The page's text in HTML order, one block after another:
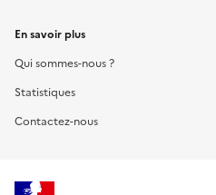
En savoir plus
Qui sommes-nous ?
Statistiques
Contactez-nous